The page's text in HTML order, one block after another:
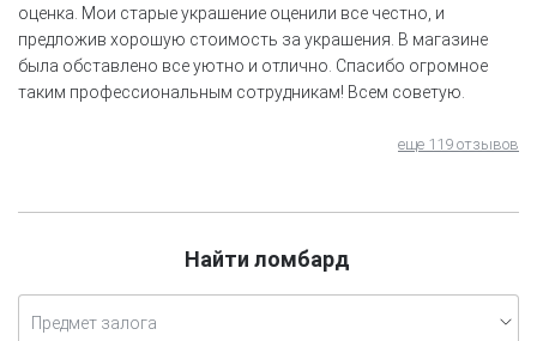
оценка. Мои старые украшение оценили все честно, и
предложив хорошую стоимость за украшения. В магазине
была обставлено все уютно и отлично. Спасибо огромное
таким профессиональным сотрудникам! Всем советую.
еще 119 отзывов
Найти ломбард
Предмет залога